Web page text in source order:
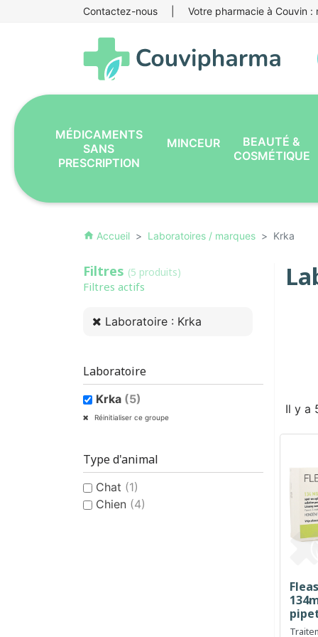
Contactez-nous Votre pharmacie à Couvin
MÉDICAMENTS
SANS
PRESCRIPTION
MINCEUR
BEAUTÉ &
COSMÉTIQUE
home Accueil Laboratoires / marques Krka
Filtres (5 produits)
Filtres actifs
Laboratoire : Krka
Laboratoire
Krka (5)
Réinitialiser ce groupe
Type d'animal
Chat (1)
Chien (4)
Il y a